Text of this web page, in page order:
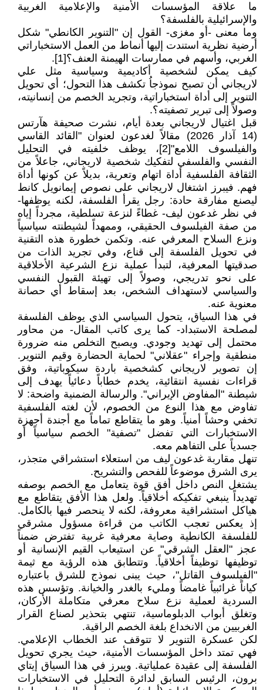
ما علاقة المؤسسات الأمنية والإعلامية الغربية
والإسرائيلية بالفلسفة؟
وما معنى -أو مغزى- القول إن "التنوير الكانطي" شكل
أرضية نظرية استندت إليها أنماط من العمل الاستخباراتي
الغربي، وأسهم في ممارسات الهيمنة العنف؟[1].
كيف يمكن لشخصية أكاديمية وسياسية مثل علي
لاريجاني أن تصبح نموذجاُ تكشف هذا التحول؛ أي تحويل
التنوير إلى أداة استخباراتية، وتجريد الخصم من إنسانيته،
وصولاً إلى تبرير تصفيته؟.
قبل اغتيال لاريجاني بعدة أيام، نشرت صحيفة هآرتس
(14 آذار 2026) مقالاً لغدعون لعنوان "القائد القاسي
والفيلسوف اللامع"[2]، يوظف خلفيته في التحليل
النفسي والفلسفي لتفكيك شخصية لاريجاني، جاعلاً من
الثقافة الفلسفية أداة اتهام وتعرية، بديلاً عن كونها أداة
فهم. فيبرز اشتغال لاريجاني على نصوص إيمانويل كانط
ليصنع مفارقة حادة: رجل يقرأ الفلسفة، لكنه يوظفها-
في نظر غدعون ليف- غطاءً لنزعة تسلطية، مجرداً إياه
من صفة الفيلسوف الحقيقي، وممهداً لشيطنته سياسياً
ونزع السلاح المعرفي عنه. وتكمن خطورة هذه التقنية
في تحويل الفلسفة إلى قناع، وفي تجريد الذات من
صدقيتها المعرفية، لتبدأ عملية نزع الشرعية الأخلاقية
على نحو تدريجي، وصولاً إلى تهيئة القبول النفسي
والسياسي لاستهداف الشخص، بعد إسقاط أي حصانة
معنوية عنه.
في هذا السياق، يتحول السياسي الذي يوظف الفلسفة
لمصلحة الاستبداد- كما يرى كاتب المقال- من محاور
محتمل إلى تهديد وجودي. ويصبح التخلص منه ضرورة
منطقية وإجراء "عقلاني" لحماية الحضارة وقيم التنوير.
إن تصوير لاريجاني كشخصية باردة سيكوباتية، وفق
قراءات نفسية انتقائية، يخدم خطاباً دعائياً يهدف إلى
شيطنة "المفاوض الإيراني". والرسالة الضمنية واضحة: لا
تفاوض مع هذا النوع من الخصوم، لأن لغته الفلسفية
تخفي وحشاً أمنياً. وهو ما يتقاطع تماماً مع أجندة أجهزة
الاستخبارات التي تفضل "تصفية" الخصم سياسياً أو
جسدياً على التفاهم معه.
تنهل مقاربة غدعون ليف من استعلاء استشراقي متجذر،
يرى الشرق موضوعاً للفحص والتشريح.
يشتغل النص داخل أفق قوة يتعامل مع الخصم بوصفه
تهديداً ينبغي تفكيكه أخلاقياً. ولعل هذا الأفق يتقاطع مع
هياكل استشراقية معروفة، لكنه لا ينحصر فيها بالكامل.
إذ يعكس تعجب الكاتب من قراءة مسؤول مشرقي
للفلسفة الكانطية وصاية معرفية غربية تفترض ضمناً
عجز "العقل الشرقي" عن استيعاب القيم الإنسانية أو
توظيفها توظيفاً أخلاقياً. وتتطابق هذه الرؤية مع ثيمة
"الفيلسوف القاتل"، حيث يبنى نموذج للشرق باعتباره
كياناً غرائبياً غامضاً ومليء بالغدر والخيانة. وتؤسس هذه
السردية لعملية نزع سلاح معرفي متكاملة الأركان،
وتغلق أبواب الدبلوماسية، تنتهي بتحذير لصناع القرار
الغربيين من الانخداع بلغة الخصم الراقية.
لكن عسكرة التنوير لا تتوقف عند الخطاب الإعلامي.
فهي تمتد داخل المؤسسات الأمنية، حيث يجري تحويل
الفلسفة إلى عقيدة عملياتية. ويبرز في هذا السياق إيتاي
برون، الرئيس السابق لدائرة التحليل في الاستخبارات